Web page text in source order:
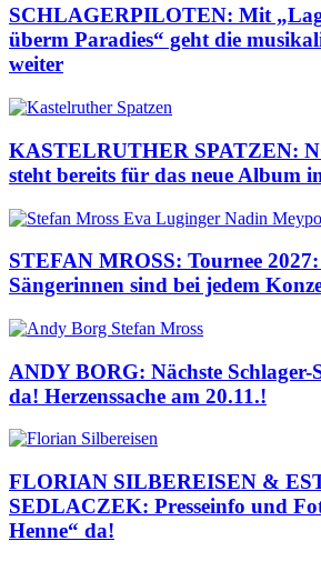
SCHLAGERPILOTEN: Mit
überm Paradies“ geht die
weiter
KASTELRUTHER SPATZEN:
steht bereits für das neue Album
STEFAN MROSS: Tournee 2027:
Sängerinnen sind bei jedem
ANDY BORG: Nächste Schlager-
da! Herzenssache am 20.11.!
FLORIAN SILBEREISEN &
SEDLACZEK: Presseinfo und
Henne“ da!